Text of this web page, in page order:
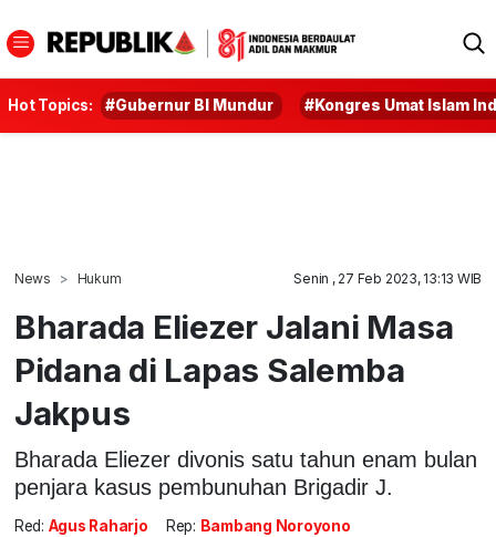
Hot Topics: #Gubernur BI Mundur #Kongres Umat Islam
News Hukum Senin , 27 Feb 2023, 13:13 WIB
Bharada Eliezer Jalani Masa
Pidana di Lapas Salemba
Jakpus
Bharada Eliezer divonis satu tahun enam bulan
penjara kasus pembunuhan Brigadir J.
Red: Agus Raharjo Rep: Bambang Noroyono